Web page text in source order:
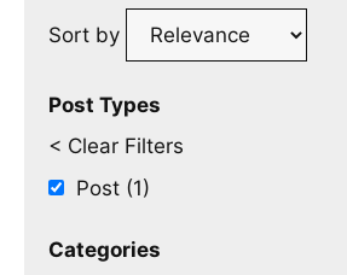
Sort by
Post Types
< Clear Filters
Post (1)
Categories